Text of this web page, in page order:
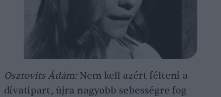
Osztovits Ádám:Nem kell azért félteni a
divatipart, újra nagyobb sebességre fog